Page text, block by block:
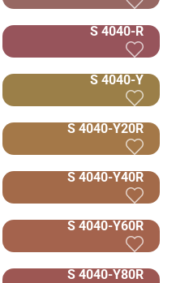
S 4040-R
S 4040-Y
S 4040-Y20R
S 4040-Y40R
S 4040-Y60R
S 4040-Y80R